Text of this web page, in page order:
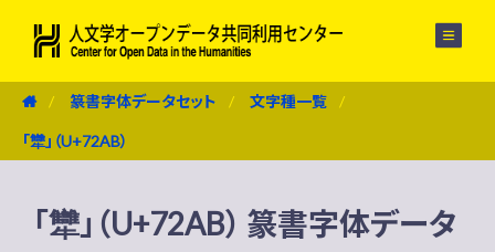
篆書字体データセット 文字種一覧
「犫」（U+72AB）
「犫」（U+72AB） 篆書字体データ